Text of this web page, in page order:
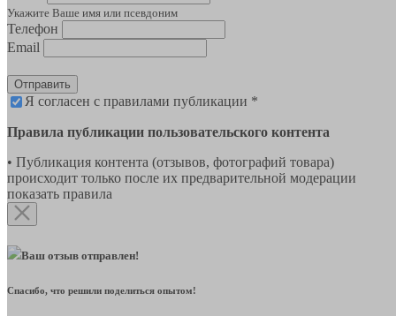
Укажите Ваше имя или псевдоним
Телефон
Email
Отправить
Я согласен с правилами публикации *
Правила публикации пользовательского контента
• Публикация контента (отзывов, фотографий товара)
происходит только после их предварительной модерации
показать правила
Ваш отзыв отправлен!
Спасибо, что решили поделиться опытом!